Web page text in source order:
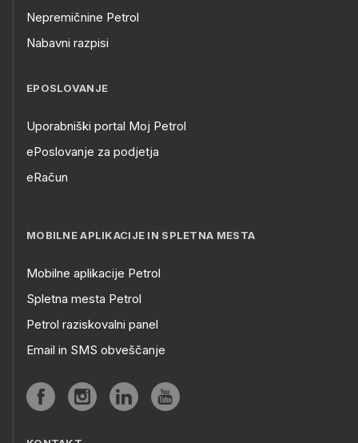
Nepremičnine Petrol
Nabavni razpisi
EPOSLOVANJE
Uporabniški portal Moj Petrol
ePoslovanje za podjetja
eRačun
MOBILNE APLIKACIJE IN SPLETNA MESTA
Mobilne aplikacije Petrol
Spletna mesta Petrol
Petrol raziskovalni panel
Email in SMS obveščanje